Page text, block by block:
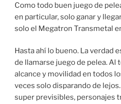
Como todo buen juego de
en particular, solo ganar y
solo el Megatron Transmetal
Hasta ahí lo bueno. La verdad
de llamarse juego de pelea. Al
alcance y movilidad en todos
veces solo disparando de
super previsibles, personajes